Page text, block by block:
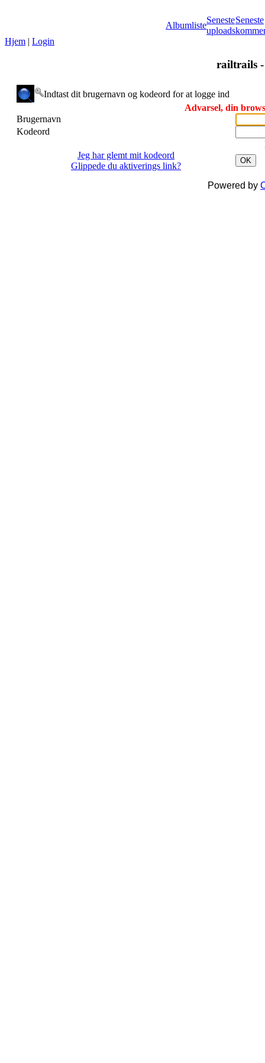
Albumliste
Seneste
uploads
Seneste
Hjem | Login
railtrails
Indtast dit brugernavn og kodeord for at logge ind
Advarsel, din
Brugernavn
Kodeord
Jeg har glemt mit kodeord
Glippede du aktiverings link?
OK
Powered by